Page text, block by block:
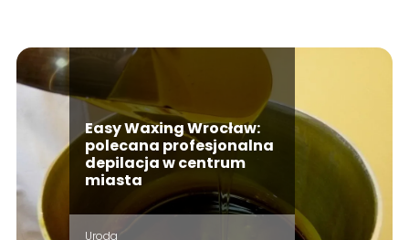
Easy Waxing Wrocław:
polecana profesjonalna
depilacja w centrum
miasta
Uroda